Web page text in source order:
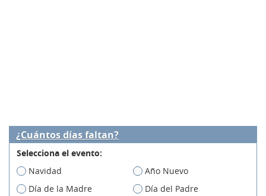
¿Cuántos días faltan?
Selecciona el evento:
Navidad
Año Nuevo
Día de la Madre
Día del Padre